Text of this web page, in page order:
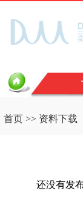
首页 >> 资料下载
还没有发